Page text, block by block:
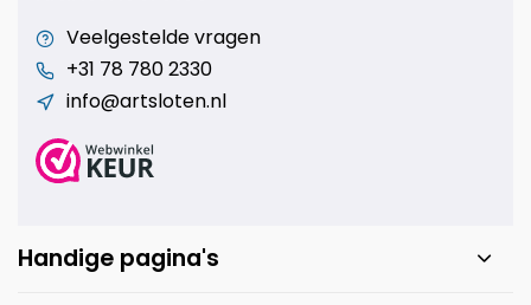
Veelgestelde vragen
+31 78 780 2330
info@artsloten.nl
Handige pagina's